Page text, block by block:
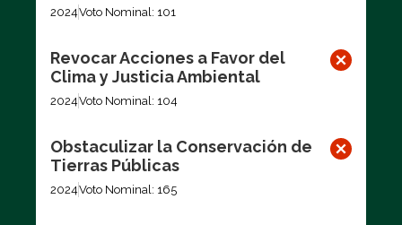
2024Voto Nominal: 101
Revocar Acciones a Favor del
Clima y Justicia Ambiental
2024Voto Nominal: 104
Obstaculizar la Conservación de
Tierras Públicas
2024Voto Nominal: 165